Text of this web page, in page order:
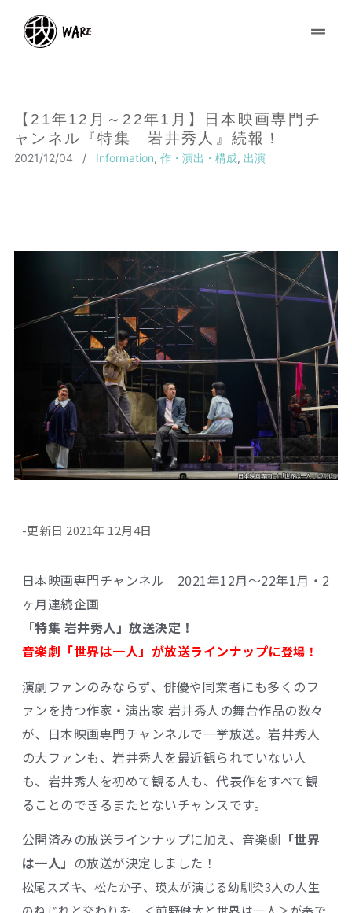
【21年12月～22年1月】日本映画専門チ
ャンネル『特集 岩井秀人』続報！
2021/12/04 / Information, 作・演出・構成, 出演
-更新日 2021年 12月4日
日本映画専門チャンネル 2021年12月～22年1月・2
ヶ月連続企画
「特集 岩井秀人」放送決定！
音楽劇「世界は一人」が放送ラインナップに登場！
演劇ファンのみならず、俳優や同業者にも多くのフ
ァンを持つ作家・演出家 岩井秀人の舞台作品の数々
が、日本映画専門チャンネルで一挙放送。岩井秀人
の大ファンも、岩井秀人を最近観られていない人
も、岩井秀人を初めて観る人も、代表作をすべて観
ることのできるまたとないチャンスです。
公開済みの放送ラインナップに加え、音楽劇 「世界
は一人」 の放送が決定しました！
松尾スズキ、松たか子、瑛太が演じる幼馴染3人の人生